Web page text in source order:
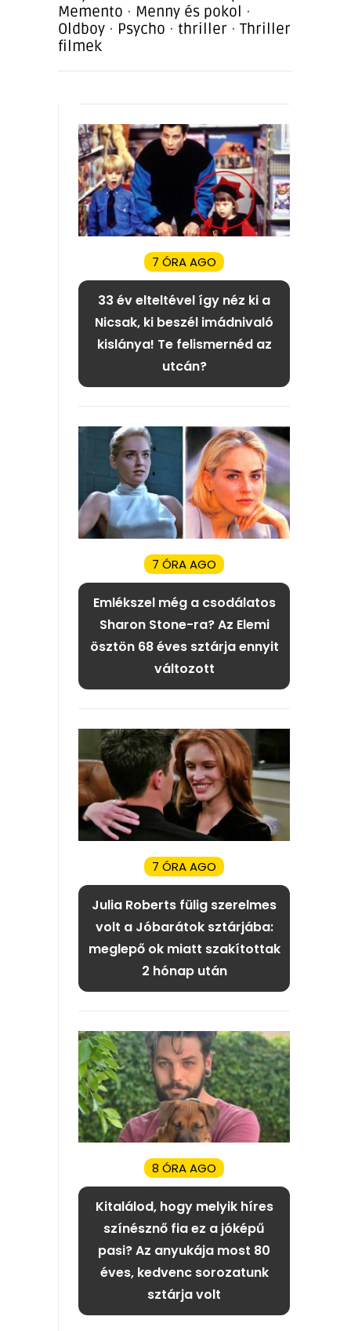
Memento · Menny és pokol ·
Oldboy · Psycho · thriller · Thriller
filmek
7 ÓRA AGO
33 év elteltével így néz ki a
Nicsak, ki beszél imádnivaló
kislánya! Te felismernéd az
utcán?
7 ÓRA AGO
Emlékszel még a csodálatos
Sharon Stone-ra? Az Elemi
ösztön 68 éves sztárja ennyit
változott
7 ÓRA AGO
Julia Roberts fülig szerelmes
volt a Jóbarátok sztárjába:
meglepő ok miatt szakítottak
2 hónap után
8 ÓRA AGO
Kitalálod, hogy melyik híres
színésznő fia ez a jóképű
pasi? Az anyukája most 80
éves, kedvenc sorozatunk
sztárja volt